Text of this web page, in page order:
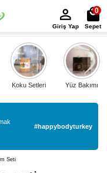
Giriş Yap
0
Sepet
Koku Setleri Yüz Bakımı
#happybodyturkey
Seti